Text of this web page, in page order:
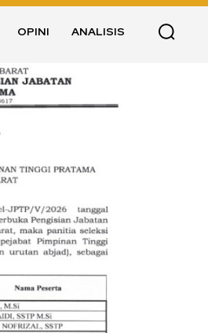
OPINI ANALISIS